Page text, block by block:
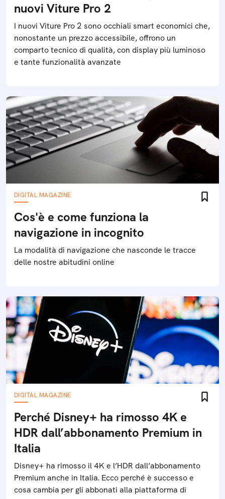
nuovi Viture Pro 2
I nuovi Viture Pro 2 sono occhiali smart economici che,
nonostante un prezzo accessibile, offrono un
comparto tecnico di qualità, con display più luminoso
e tante funzionalità avanzate
DIGITAL MAGAZINE
Cos'è e come funziona la
navigazione in incognito
La modalità di navigazione che nasconde le tracce
delle nostre abitudini online
DIGITAL MAGAZINE
Perché Disney+ ha rimosso 4K e
HDR dall’abbonamento Premium in
Italia
Disney+ ha rimosso il 4K e l’HDR dall’abbonamento
Premium anche in Italia. Ecco perché è successo e
cosa cambia per gli abbonati alla piattaforma di